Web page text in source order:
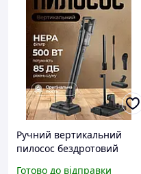
Ручний вертикальний
пилосос бездротовий
Готово до відправки